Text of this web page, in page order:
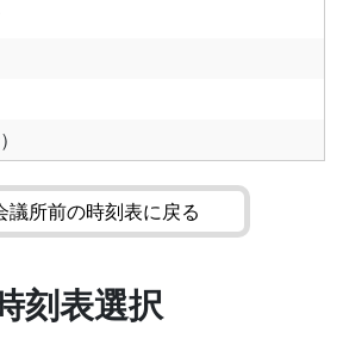
議所前の時刻表に戻る
刻表選択